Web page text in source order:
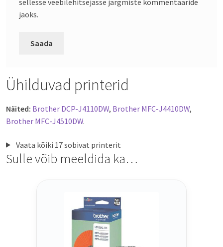
sellesse veebilehitsejasse järgmiste kommentaaride
jaoks.
Ühilduvad printerid
Näited: Brother DCP-J4110DW, Brother MFC-J4410DW,
Brother MFC-J4510DW.
Vaata kõiki 17 sobivat printerit
Sulle võib meeldida ka…